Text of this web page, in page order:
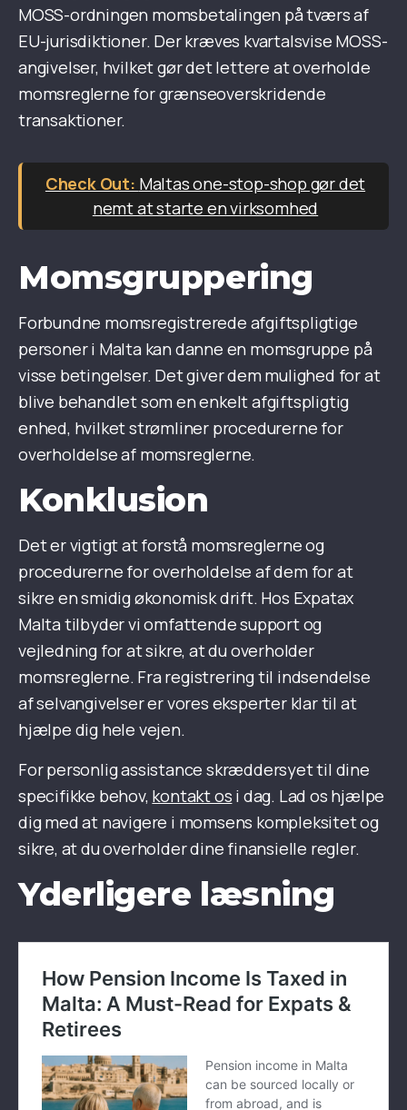
MOSS-ordningen momsbetalingen på tværs af
EU-jurisdiktioner. Der kræves kvartalsvise MOSS-
angivelser, hvilket gør det lettere at overholde
momsreglerne for grænseoverskridende
transaktioner.
Maltas one-stop-shop gør det
nemt at starte en virksomhed
Momsgruppering
Forbundne momsregistrerede afgiftspligtige
personer i Malta kan danne en momsgruppe på
visse betingelser. Det giver dem mulighed for at
blive behandlet som en enkelt afgiftspligtig
enhed, hvilket strømliner procedurerne for
overholdelse af momsreglerne.
Konklusion
Det er vigtigt at forstå momsreglerne og
procedurerne for overholdelse af dem for at
sikre en smidig økonomisk drift. Hos Expatax
Malta tilbyder vi omfattende support og
vejledning for at sikre, at du overholder
momsreglerne. Fra registrering til indsendelse
af selvangivelser er vores eksperter klar til at
hjælpe dig hele vejen.
For personlig assistance skræddersyet til dine
specifikke behov, kontakt os i dag. Lad os hjælpe
dig med at navigere i momsens kompleksitet og
sikre, at du overholder dine finansielle regler.
Yderligere læsning